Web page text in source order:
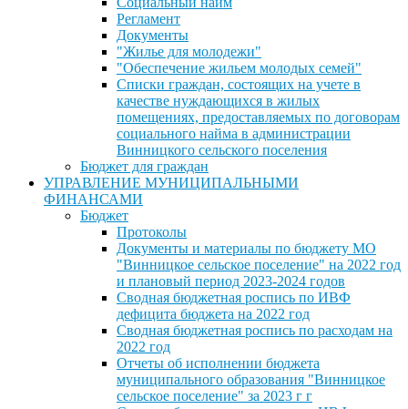
Регламент
Документы
"Жилье для молодежи"
"Обеспечение жильем молодых семей"
Списки граждан, состоящих на учете в
качестве нуждающихся в жилых
помещениях, предоставляемых по договорам
социального найма в администрации
Винницкого сельского поселения
Бюджет для граждан
УПРАВЛЕНИЕ МУНИЦИПАЛЬНЫМИ
ФИНАНСАМИ
Бюджет
Протоколы
Документы и материалы по бюджету МО
"Винницкое сельское поселение" на 2022 год
и плановый период 2023-2024 годов
Сводная бюджетная роспись по ИВФ
дефицита бюджета на 2022 год
Сводная бюджетная роспись по расходам на
2022 год
Отчеты об исполнении бюджета
муниципального образования "Винницкое
сельское поселение" за 2023 г г